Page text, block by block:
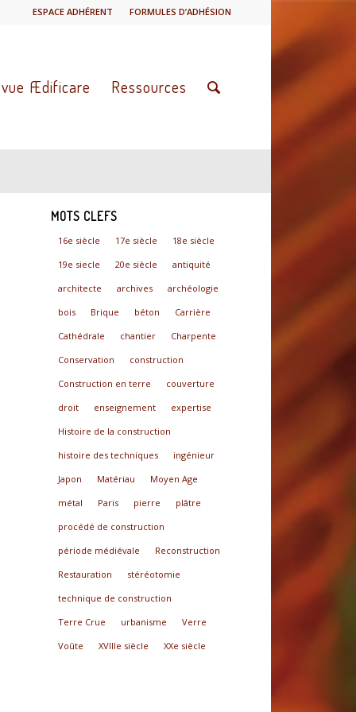
ESPACE ADHÉRENT FORMULES D’ADHÉSION
Ædificare Ressources
MOTS CLEFS
16e siècle 17e siècle
18e siècle
19e siecle
20e siècle
antiquité
architecte
archives
archéologie
bois
Brique béton
Carrière
Cathédrale
chantier
Charpente
Conservation
construction
Construction en terre
couverture
droit
enseignement
expertise
Histoire de la construction
histoire des techniques
ingénieur
Japon
Matériau
Moyen Age
métal
Paris pierre
plâtre
procédé de construction
période médiévale
Reconstruction
Restauration
stéréotomie
technique de construction
Terre Crue
urbanisme
Verre
Voûte
XVIIIe siècle XXe siècle